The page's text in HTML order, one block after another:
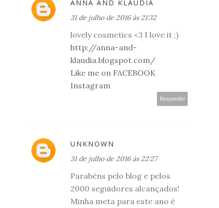
ANNA AND KLAUDIA
31 de julho de 2016 às 21:32
lovely cosmetics <3 I love it ;)
http://anna-and-
klaudia.blogspot.com/
Like me on FACEBOOK
Instagram
Responder
UNKNOWN
31 de julho de 2016 às 22:27
Parabéns pelo blog e pelos
2000 seguidores alcançados!
Minha meta para este ano é